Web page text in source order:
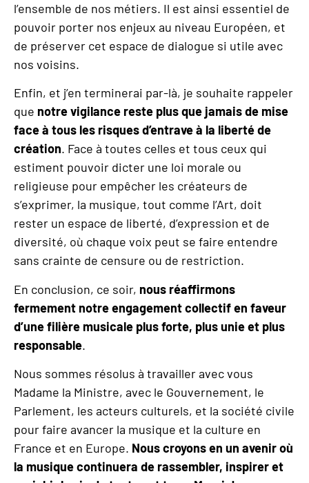
l’ensemble de nos métiers. Il est ainsi essentiel de
pouvoir porter nos enjeux au niveau Européen, et
de préserver cet espace de dialogue si utile avec
nos voisins.
Enfin, et j’en terminerai par-là, je souhaite rappeler
que notre vigilance reste plus que jamais de mise
face à tous les risques d’entraveà la liberté de
création. Face à toutes celles et tous ceux qui
estiment pouvoir dicter une loi morale ou
religieuse pour empêcher les créateurs de
s’exprimer, la musique, tout comme l’Art, doit
rester un espace de liberté, d’expression et de
diversité, où chaque voix peut se faire entendre
sans crainte de censure ou de restriction.
En conclusion, ce soir, nous réaffirmons
fermement notre engagement collectif en faveur
d’une filière musicale plus forte, plus unie et plus
responsable.
Nous sommes résolus à travailler avec vous
Madame la Ministre, avec le Gouvernement, le
Parlement, les acteurs culturels, et la société civile
pour faire avancer la musique et la culture en
France et en Europe. Nous croyons en un avenir où
la musique continuera de rassembler, inspirer et